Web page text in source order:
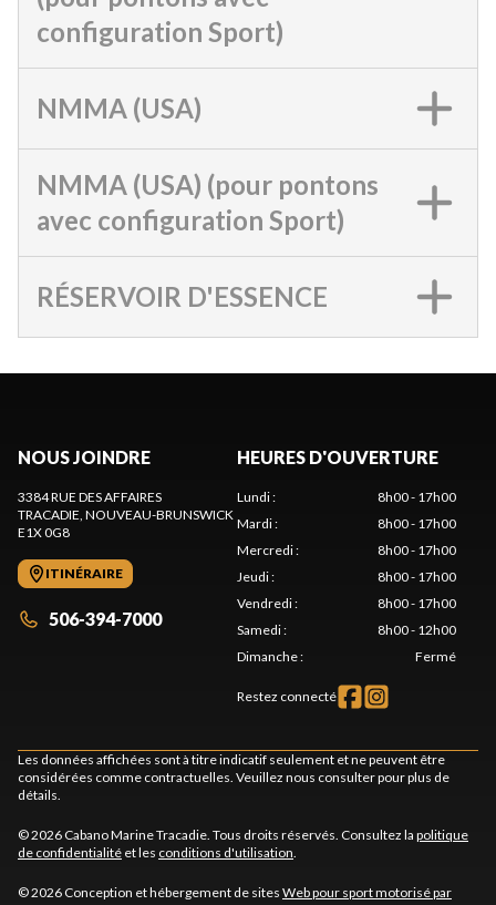
configuration Sport)
NMMA (USA)
NMMA (USA) (pour pontons
avec configuration Sport)
RÉSERVOIR D'ESSENCE
NOUS JOINDRE
3384 RUE DES AFFAIRES
TRACADIE , NOUVEAU-BRUNSWICK
E1X 0G8
ITINÉRAIRE
506-394-7000
HEURES D'OUVERTURE
Lundi:
8h00 - 17h00
Mardi:
8h00 - 17h00
Mercredi:
8h00 - 17h00
Jeudi:
8h00 - 17h00
Vendredi:
8h00 - 17h00
Samedi:
8h00 - 12h00
Dimanche: Fermé
Restez connecté
Les données affichées sont à titre indicatif seulement et ne peuvent être
considérées comme contractuelles. Veuillez nous consulter pour plus de
détails.
© 2026 Cabano Marine Tracadie. Tous droits réservés. Consultez la politique
de confidentialité et les conditions d'utilisation
© 2026 Conception et hébergement de sites Web pour sport motorisé par